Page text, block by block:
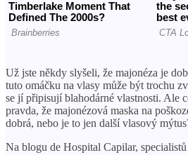
Už jste někdy slyšeli, že majonéza je
tuto omáčku na vlasy může být trochu
se jí připisují blahodárné vlastnosti. Ale
pravda, že majonézová maska ​​na
dobrá, nebo je to jen další vlasový
Na blogu de Hospital Capilar,